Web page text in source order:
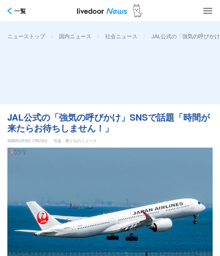
一覧
ニューストップ > 国内ニュース > 社会ニュース > JAL公式の「強気の呼びか
JAL公式の「強気の呼びかけ」SNSで話題「時間が
来たらお待ちしません！」
2026年5月9日 17時12分 写真：乗りものニュース